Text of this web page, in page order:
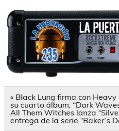
Navegación
de
entradas
« Black Lung firma con
su cuarto álbum; “Dark
All Them Witches lanza
entrega de la serie “Baker’s